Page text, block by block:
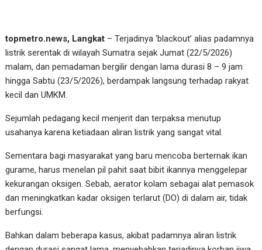
topmetro.news, Langkat – Terjadinya ‘blackout’ alias padamnya
listrik serentak di wilayah Sumatra sejak Jumat (22/5/2026)
malam, dan pemadaman bergilir dengan lama durasi 8 – 9 jam
hingga Sabtu (23/5/2026), berdampak langsung terhadap rakyat
kecil dan UMKM.
Sejumlah pedagang kecil menjerit dan terpaksa menutup
usahanya karena ketiadaan aliran listrik yang sangat vital.
Sementara bagi masyarakat yang baru mencoba berternak ikan
gurame, harus menelan pil pahit saat bibit ikannya menggelepar
kekurangan oksigen. Sebab, aerator kolam sebagai alat pemasok
dan meningkatkan kadar oksigen terlarut (DO) di dalam air, tidak
berfungsi.
Bahkan dalam beberapa kasus, akibat padamnya aliran listrik